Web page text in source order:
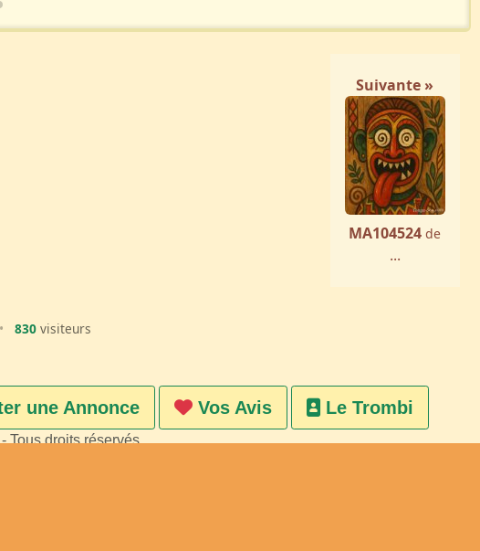
Suivante »
MA104524 de
...
• 830 visiteurs
une Annonce Vos Avis Le Trombi
Tous droits réservés